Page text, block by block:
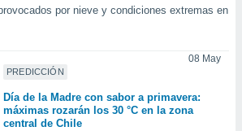
por nieve y condiciones extremas en
PREDICCIÓN
08 May
Día de la Madre con sabor a primavera:
máximas rozarán los 30 °C en la zona
central de Chile